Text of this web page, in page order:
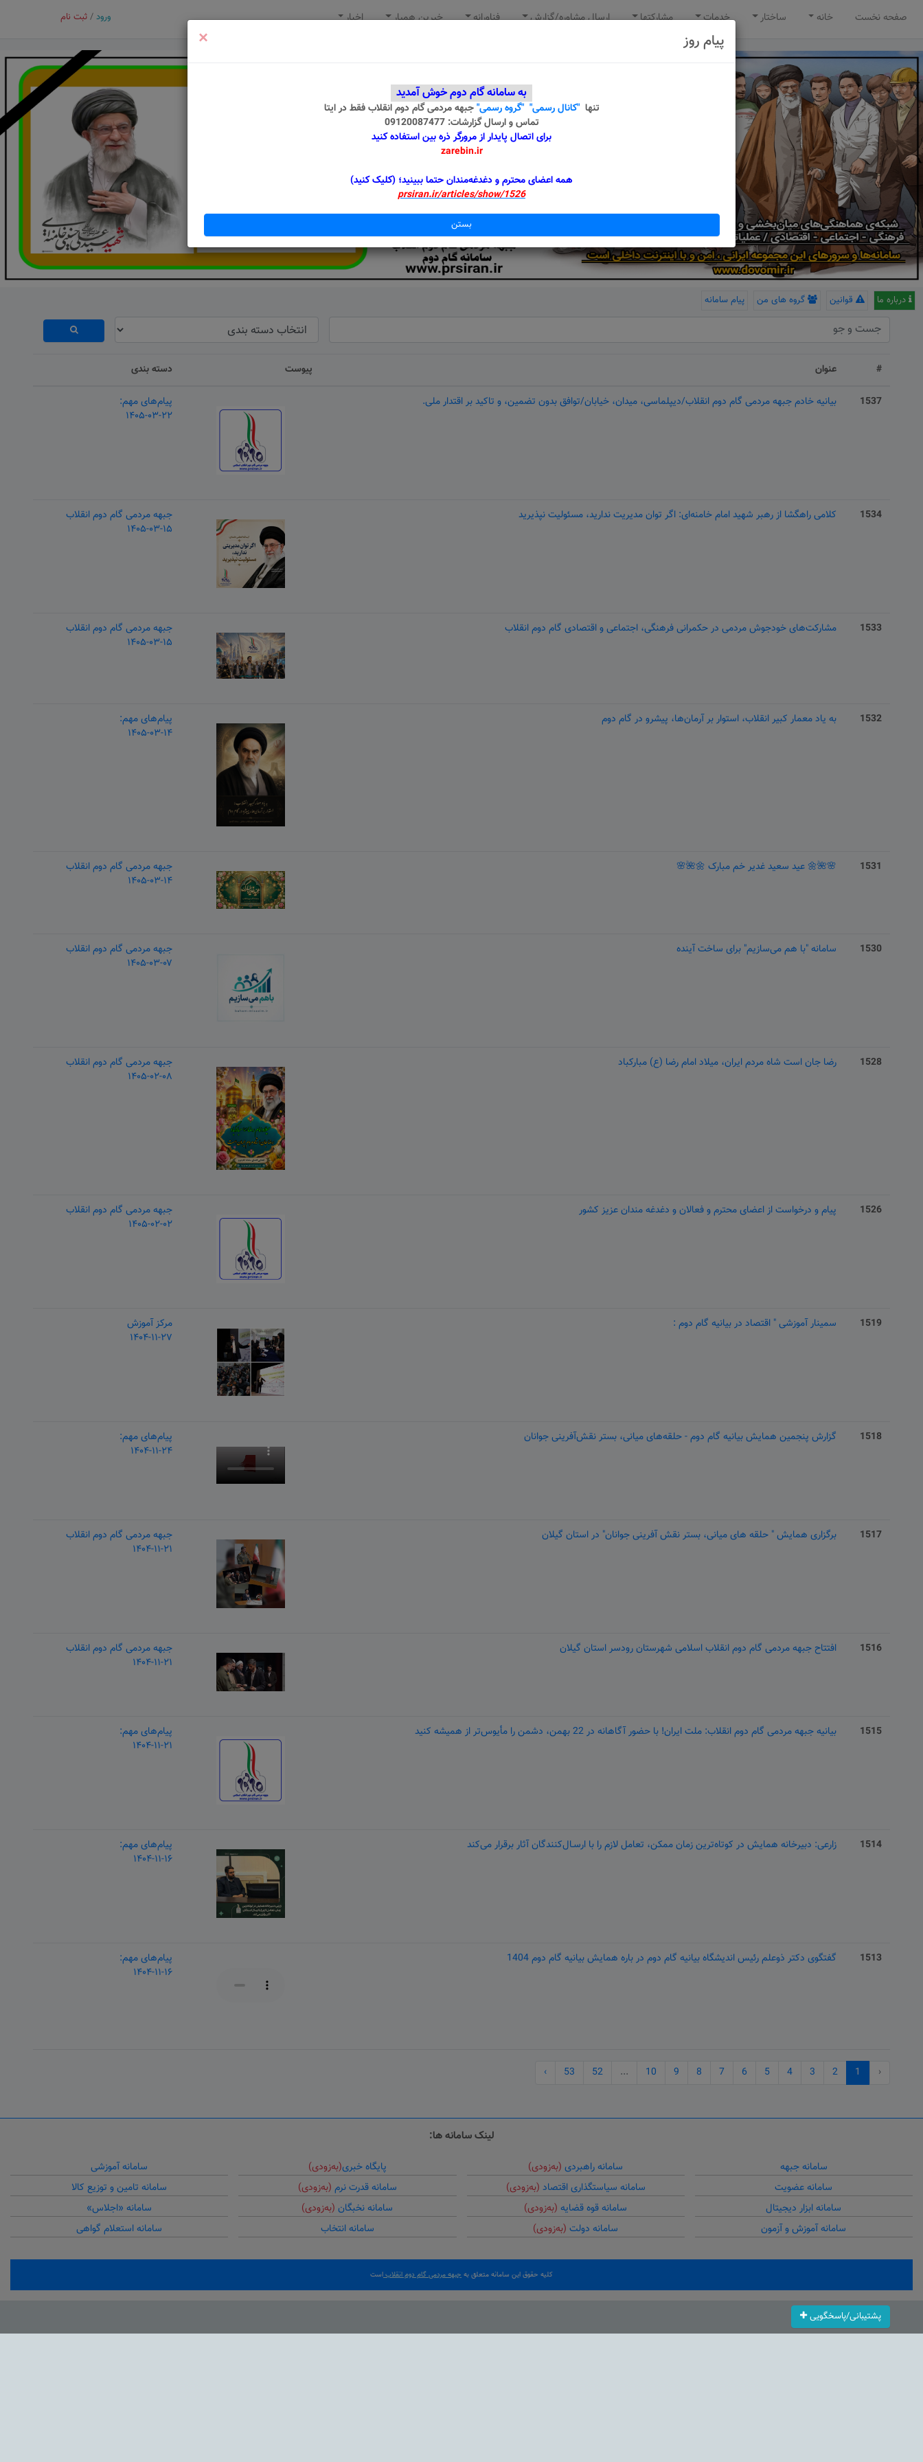
صفحه نخست خانه ساختار خدمات مشارکتها ارسال مشاوره/گزارش فناورانه خیرین همیار اخبار ورود / ثبت نام
درباره ما قوانین گروه های من پیام سامانه
# عنوان پیوست دسته بندی
1537 بیانیه خادم جبهه مردمی گام دوم انقلاب/دیپلماسی، میدان، خیابان/توافق بدون تضمین، و تاکید بر اقتدار ملی.
پیام‌های مهم:
۱۴۰۵-۰۳-۲۲
1534 کلامی راهگشا از رهبر شهید امام خامنه‌ای: اگر توان مدیریت ندارید، مسئولیت نپذیرید
جبهه مردمی گام دوم انقلاب
۱۴۰۵-۰۳-۱۵
1533 مشارکت‌های خودجوش مردمی در حکمرانی فرهنگی، اجتماعی و اقتصادی گام دوم انقلاب
جبهه مردمی گام دوم انقلاب
۱۴۰۵-۰۳-۱۵
1532 به یاد معمار کبیر انقلاب، استوار بر آرمان‌ها، پیشرو در گام دوم
پیام‌های مهم:
۱۴۰۵-۰۳-۱۴
1531 🌸🌺🌼 عید سعید غدیر خم مبارک 🌼🌺🌸
جبهه مردمی گام دوم انقلاب
۱۴۰۵-۰۳-۱۴
1530 سامانه "با هم می‌سازیم" برای ساخت آینده
جبهه مردمی گام دوم انقلاب
۱۴۰۵-۰۳-۰۷
1528 رضا جان است شاه مردم ایران، میلاد امام رضا (ع) مبارکباد
جبهه مردمی گام دوم انقلاب
۱۴۰۵-۰۲-۰۸
1526 پیام و درخواست از اعضای محترم و فعالان و دغدغه مندان عزیز کشور
جبهه مردمی گام دوم انقلاب
۱۴۰۵-۰۲-۰۲
1519 سمینار آموزشی " اقتصاد در بیانیه گام دوم :
مرکز آموزش
۱۴۰۴-۱۱-۲۷
1518 گزارش پنجمین همایش بیانیه گام دوم - حلقه‌های میانی، بستر نقش‌آفرینی جوانان
پیام‌های مهم:
۱۴۰۴-۱۱-۲۴
1517 برگزاری همایش " حلقه های میانی، بستر نقش آفرینی جوانان" در استان گیلان
جبهه مردمی گام دوم انقلاب
۱۴۰۴-۱۱-۲۱
1516 افتتاح جبهه مردمی گام دوم انقلاب اسلامی شهرستان رودسر استان گیلان
جبهه مردمی گام دوم انقلاب
۱۴۰۴-۱۱-۲۱
1515 بیانیه جبهه مردمی گام دوم انقلاب: ملت ایران! با حضور آگاهانه در 22 بهمن، دشمن را مأیوس‌تر از همیشه کنید
پیام‌های مهم:
۱۴۰۴-۱۱-۲۱
1514 زارعی: دبیرخانه همایش در کوتاه‌ترین زمان ممکن، تعامل لازم را با ارسـال‌کنندگان آثار برقرار می‌کند
پیام‌های مهم:
۱۴۰۴-۱۱-۱۶
1513 گفتگوی دکتر ذوعلم رئیس اندیشگاه بیانیه گام دوم در باره همایش بیانیه گام دوم 1404
پیام‌های مهم:
۱۴۰۴-۱۱-۱۶
‹
1
2
3
4
5
6
7
8
9
10
...
52
53
›
پشتیبانی/پاسخگویی
لینک سامانه ها:
سامانه جبهه
سامانه عضویت
سامانه ابزار دیجیتال
سامانه آموزش و آزمون
سامانه راهبردی (به‌زودی)
سامانه سیاستگذاری اقتصاد (به‌زودی)
سامانه قوه قضایه (به‌زودی)
سامانه دولت (به‌زودی)
پایگاه خبری(به‌زودی)
سامانه قدرت نرم (به‌زودی)
سامانه نخبگان (به‌زودی)
سامانه انتخاب
سامانه آموزشی
سامانه تامین و توزیع کالا
سامانه «اجلاس»
سامانه استعلام گواهی
کلیه حقوق این سامانه متعلق به جبهه مردمی گام دوم انقلاباست
پیام روز ×
به سامانه گام دوم خوش آمدید
تنها"کانال رسمی" "گروه رسمی"جبهه مردمی گام دوم انقلابفقط در ایتا
تماس و ارسال گزارشات: 09120087477
برای اتصال پایدار از مرورگر ذره بین استفاده کنید
zarebin.ir
همه اعضای محترم و دغدغه‌مندان حتما ببینید؛ (کلیک کنید)
prsiran.ir/articles/show/1526
بستن